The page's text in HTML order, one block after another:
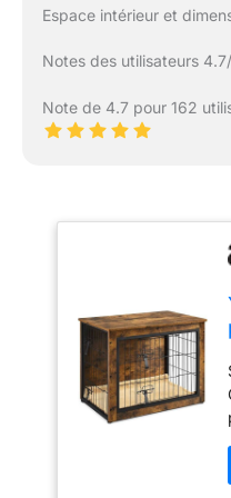
Espace intérieur et
Notes des utilisateurs
Note de 4.7 pour 162